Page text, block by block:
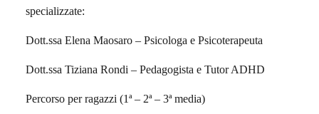
specializzate:
Dott.ssa Elena Maosaro – Psicologa e Psicoterapeuta
Dott.ssa Tiziana Rondi – Pedagogista e Tutor ADHD
Percorso per ragazzi (1ª – 2ª – 3ª media)